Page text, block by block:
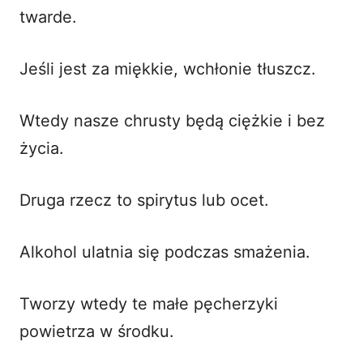
twarde.
Jeśli jest za miękkie, wchłonie tłuszcz.
Wtedy nasze chrusty będą ciężkie i bez
życia.
Druga rzecz to spirytus lub ocet.
Alkohol ulatnia się podczas smażenia.
Tworzy wtedy te małe pęcherzyki
powietrza w środku.